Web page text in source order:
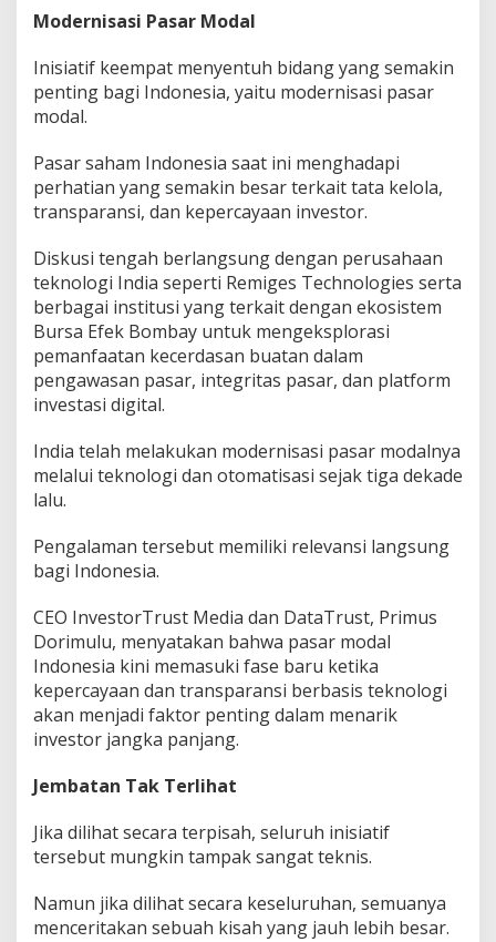
Modernisasi Pasar Modal
Inisiatif keempat menyentuh bidang yang semakin
penting bagi Indonesia, yaitu modernisasi pasar
modal.
Pasar saham Indonesia saat ini menghadapi
perhatian yang semakin besar terkait tata kelola,
transparansi, dan kepercayaan investor.
Diskusi tengah berlangsung dengan perusahaan
teknologi India seperti Remiges Technologies serta
berbagai institusi yang terkait dengan ekosistem
Bursa Efek Bombay untuk mengeksplorasi
pemanfaatan kecerdasan buatan dalam
pengawasan pasar, integritas pasar, dan platform
investasi digital.
India telah melakukan modernisasi pasar modalnya
melalui teknologi dan otomatisasi sejak tiga dekade
lalu.
Pengalaman tersebut memiliki relevansi langsung
bagi Indonesia.
CEO InvestorTrust Media dan DataTrust, Primus
Dorimulu, menyatakan bahwa pasar modal
Indonesia kini memasuki fase baru ketika
kepercayaan dan transparansi berbasis teknologi
akan menjadi faktor penting dalam menarik
investor jangka panjang.
Jembatan Tak Terlihat
Jika dilihat secara terpisah, seluruh inisiatif
tersebut mungkin tampak sangat teknis.
Namun jika dilihat secara keseluruhan, semuanya
menceritakan sebuah kisah yang jauh lebih besar.